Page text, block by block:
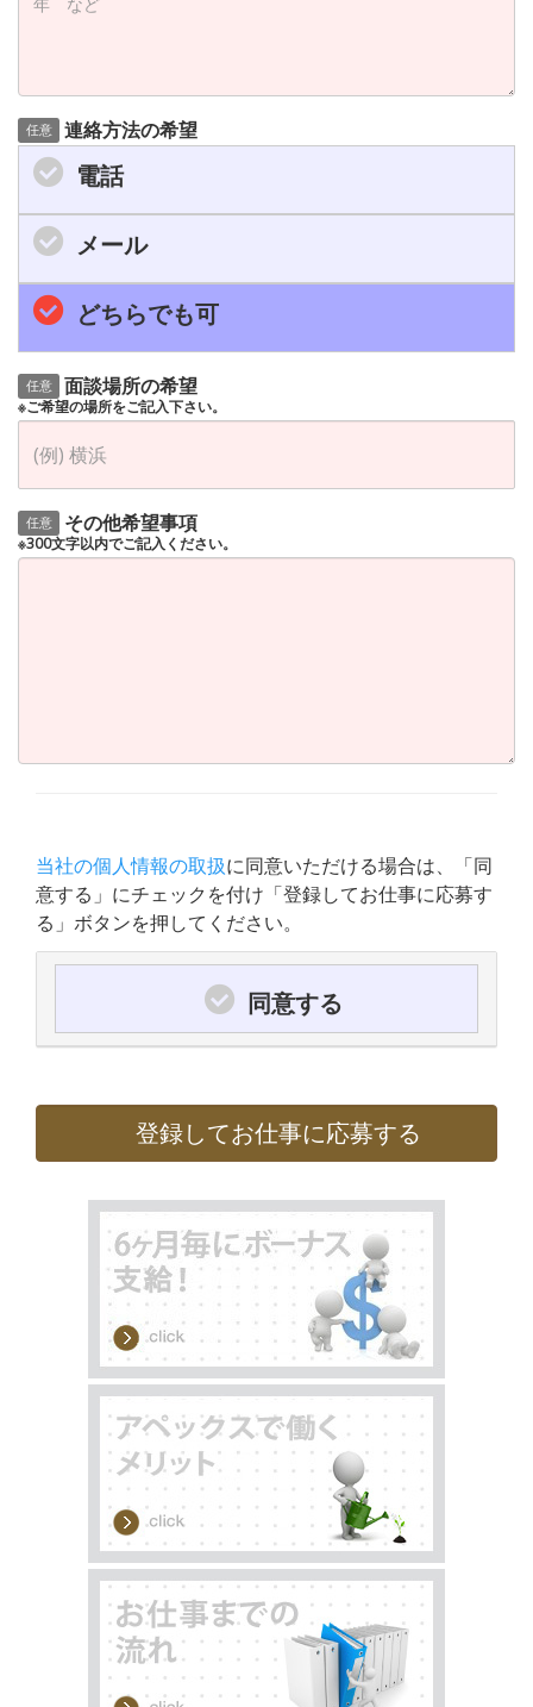
任意 連絡方法の希望
電話
メール
どちらでも可
任意 面談場所の希望
※ご希望の場所をご記入下さい。
任意 その他希望事項
※300文字以内でご記入ください。
当社の個人情報の取扱に同意いただける場合は、「同
意する」にチェックを付け「登録してお仕事に応募す
る」ボタンを押してください。
同意する